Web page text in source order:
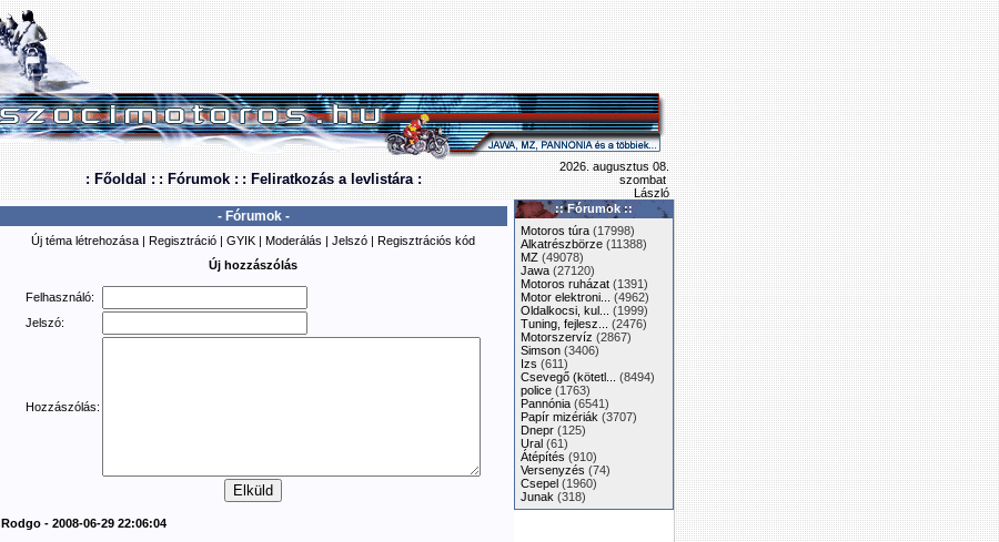
: Főoldal : : Fórumok : : Feliratkozás a levlistára :
2026. augusztus 08.
szombat
László
- Fórumok -
Új téma létrehozása | Regisztráció | GYIK | Moderálás | Jelszó | Regisztrációs kód
Új hozzászólás
Felhasználó:
Jelszó:
Hozzászólás:
Rodgo - 2008-06-29 22:06:04
:: Fórumok ::
Motoros túra (17998)
Alkatrészbörze (11388)
MZ (49078)
Jawa (27120)
Motoros ruházat (1391)
Motor elektroni...
(4962)
Oldalkocsi, kul...
(1999)
Tuning, fejlesz...
(2476)
Motorszervíz (2867)
Simson (3406)
Izs (611)
Csevegő (kötetl...
(8494)
police (1763)
Pannónia (6541)
Papír mizériák (3707)
Dnepr (125)
Ural (61)
Átépítés (910)
Versenyzés (74)
Csepel (1960)
Junak (318)